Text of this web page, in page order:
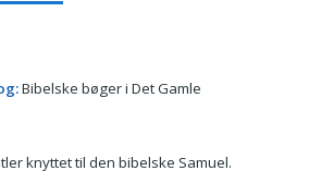
Bibelske bøger i Det Gamle
knyttet til den bibelske Samuel.